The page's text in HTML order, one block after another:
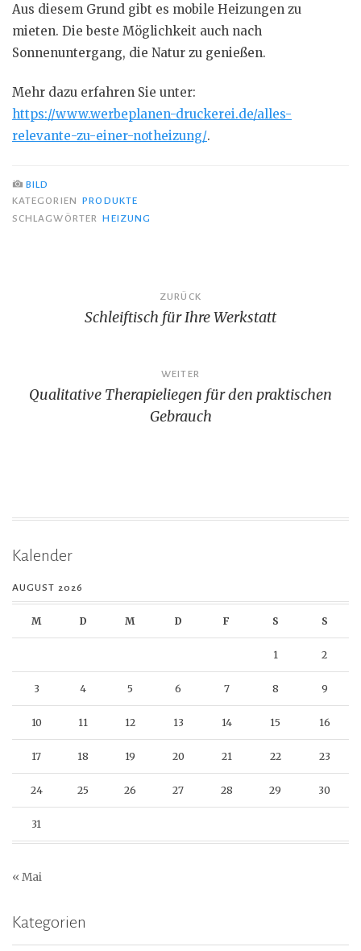
Aus diesem Grund gibt es mobile Heizungen zu
mieten. Die beste Möglichkeit auch nach
Sonnenuntergang, die Natur zu genießen.
Mehr dazu erfahren Sie unter:
https://www.werbeplanen-druckerei.de/alles-
relevante-zu-einer-notheizung/.
BILD
KATEGORIEN PRODUKTE
SCHLAGWÖRTER HEIZUNG
Beitragsnavigation
ZURÜCK
Schleiftisch für Ihre Werkstatt
WEITER
Qualitative Therapieliegen für den praktischen
Gebrauch
Kalender
AUGUST 2026
M D M D F S S
1 2
3 4 5 6 7 8 9
10 11 12 13 14 15 16
17 18 19 20 21 22 23
24 25 26 27 28 29 30
31
« Mai
Kategorien